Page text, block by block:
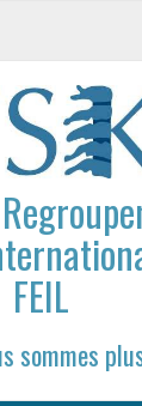
FEIL
sommes